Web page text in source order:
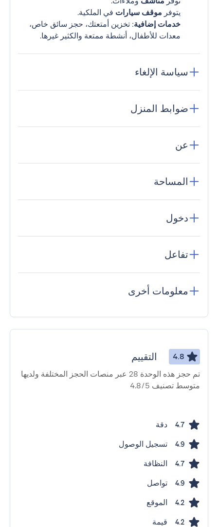
يتوفر موقف سيارات في الملكية.
خدمات إضافية: تخزين أمتعتك، حجز سائق خاص،
معدات للأطفال، أنشطة ممتعة والكثير غيرها.
سياسة الإلغاء
ضوابط المنزل
عن
المساحة
دخول
تفاعل
معلومات أخرى
4.8 التقييم
تم حجز هذه الوحدة 28 عبر منصات الحجز المختلفة ولديها
متوسط ​​تصنيف 4.8/5
4.7 دقة
4.9 تسجيل الوصول
4.7 النظافة
4.9 تواصل
4.2 الموقع
4.2 قيمة